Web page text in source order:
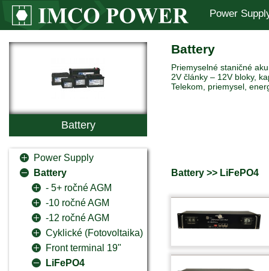
Power
Battery
Power Supply
Battery
- 5+ ročné AGM
-10 ročné AGM
-12 ročné AGM
Cyklické (Fotovoltaika)
Front terminal 19"
LiFePO4
Battery
Priemyselné staničné
2V články – 12V bloky,
Telekom, priemysel,
Battery >> LiFePO4